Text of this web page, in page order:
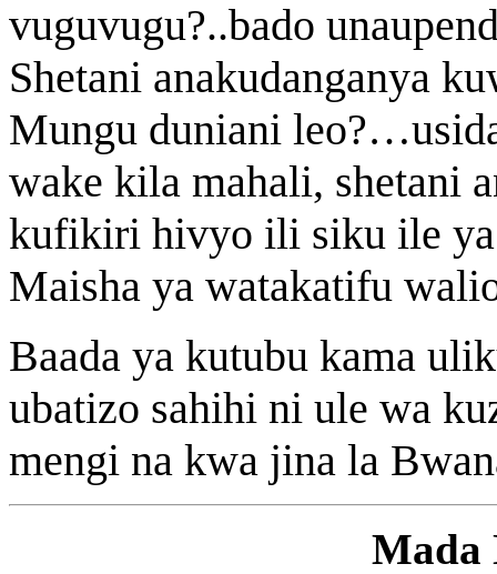
vuguvugu?..bado
Shetani anakudanganya
Mungu duniani
wake kila mahali, shetani
kufikiri hivyo ili siku ile
Maisha ya watakatifu
Baada ya kutubu kama
ubatizo sahihi ni ule wa
mengi na kwa jina la
Mada